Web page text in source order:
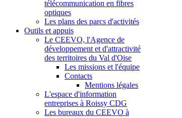
télécommunication en fibres
optiques
Les plans des parcs d'activités
Outils et appuis
Le CEEVO, l'Agence de
développement et d'attractivité
des territoires du Val d'Oise
Les missions et l'équipe
Contacts
Mentions légales
L'espace d'information
entreprises à Roissy CDG
Les bureaux du CEEVO à